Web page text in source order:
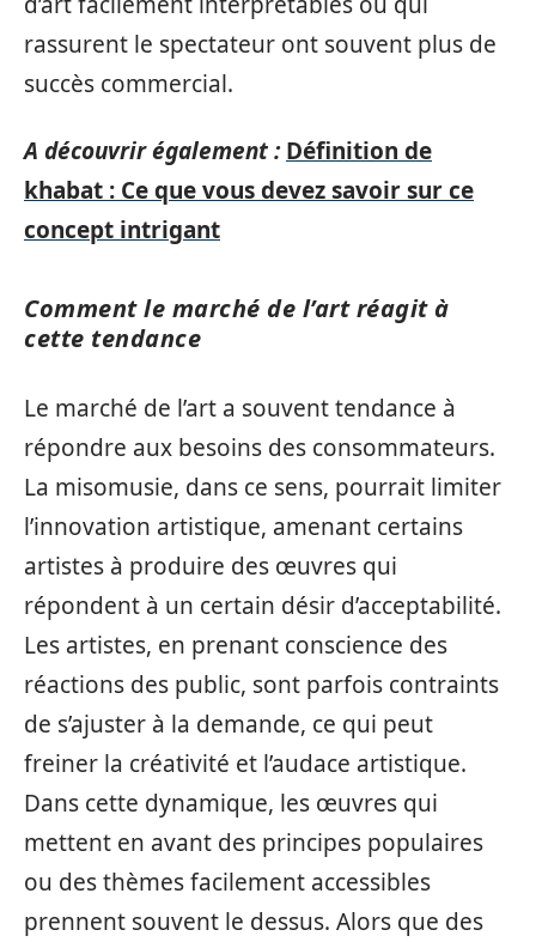
rassurent le spectateur ont souvent plus de
succès commercial.
A découvrir également : Définition de
khabat : Ce que vous devez savoir sur ce
concept intrigant
Comment le marché de l’art réagit à
cette tendance
Le marché de l’art a souvent tendance à
répondre aux besoins des consommateurs.
La misomusie, dans ce sens, pourrait limiter
l’innovation artistique, amenant certains
artistes à produire des œuvres qui
répondent à un certain désir d’acceptabilité.
Les artistes, en prenant conscience des
réactions des public, sont parfois contraints
de s’ajuster à la demande, ce qui peut
freiner la créativité et l’audace artistique.
Dans cette dynamique, les œuvres qui
mettent en avant des principes populaires
ou des thèmes facilement accessibles
prennent souvent le dessus. Alors que des